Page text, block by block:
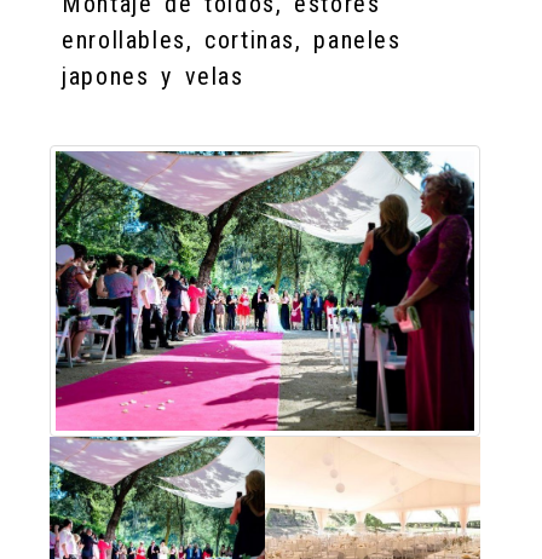
enrollables, cortinas, paneles
japones y velas